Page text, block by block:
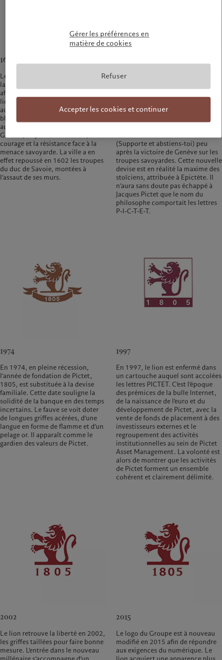
1600
Le logo du groupe Pictet comporte
la figure bien connue d’un lion,
affectueusement baptisé Léo. Le
lion apparaît pour la première fois
au début du XVIIe siècle, sur le
blason de la famille Pictet. Dressé
au-dessus des remparts de
Genève, il symbolise la force, le
courage et la résistance face à la
menace savoyarde. La ville a en
effet repoussé en 1602 les troupes
du duc de Savoie, montées à
l’assaut de ses murs.
Ce «lion issant» est choisi comme
de la banque. Il est accompagné de
la devise historique de la famille
(Supporte et abstiens-toi) peu
après la victoire de Genève sur les
troupes savoyardes. Cette nouvelle
devise est en réalité la maxime des
stoïciens, attribuée à Epictète. Il
n’aura sans doute pas échappé à
Jacques Pictet que le nom du
philosophe comportait les lettres
P-I-C-T-E-T.
1974
En 1974, en pleine récession,
l’année de fondation de Pictet,
1805, est substituée à la devise
familiale. Cette date souligne la
solidité de la banque en des temps
incertains. Le fauve se voit doter
de longues griffes acérées, d’une
langue en forme de flamme et d’un
pelage or. Il apparaît comme le
gardien des valeurs de Pictet.
1997
En 1997, le lion est enfermé dans
un cartouche auquel sont accolées
les lettres PICTET. C’est l’époque
des prémices de la bulle Internet,
de la naissance de l’euro et du
développement de Pictet, avec la
vente de fonds de placement à des
investisseurs externes et le
regroupement des activités
institutionnelles au sein de Pictet
Asset Management. La volonté est
alors de montrer que les activités
de Pictet forment un ensemble
cohérent et clairement délimité.
2002
Le lion retrouve la liberté en 2002,
les griffes taillées pour faire bonne
mesure. L’entrée dans le nouveau
2015
Le logo du Groupe est à nouveau
modifié en 2015 afin de répondre
aux exigences du numérique. Le
Gérer les préférences en
matière de cookies
Refuser
Accepter les cookies et continuer